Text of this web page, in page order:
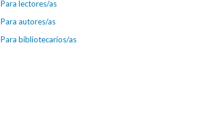
Para lectores/as
Para autores/as
Para bibliotecarios/as